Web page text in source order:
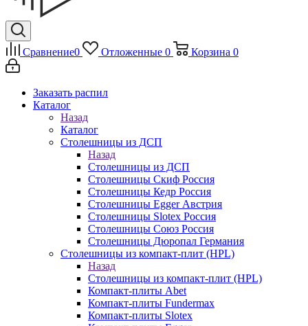
Сравнение0 Отложенные 0 Корзина 0
Заказать распил
Каталог
Назад
Каталог
Столешницы из ДСП
Назад
Столешницы из ДСП
Столешницы Скиф Россия
Столешницы Кедр Россия
Столешницы Egger Австрия
Столешницы Slotex Россия
Столешницы Союз Россия
Столешницы Дюропал Германия
Столешницы из компакт-плит (HPL)
Назад
Столешницы из компакт-плит (HPL)
Компакт-плиты Abet
Компакт-плиты Fundermax
Компакт-плиты Slotex